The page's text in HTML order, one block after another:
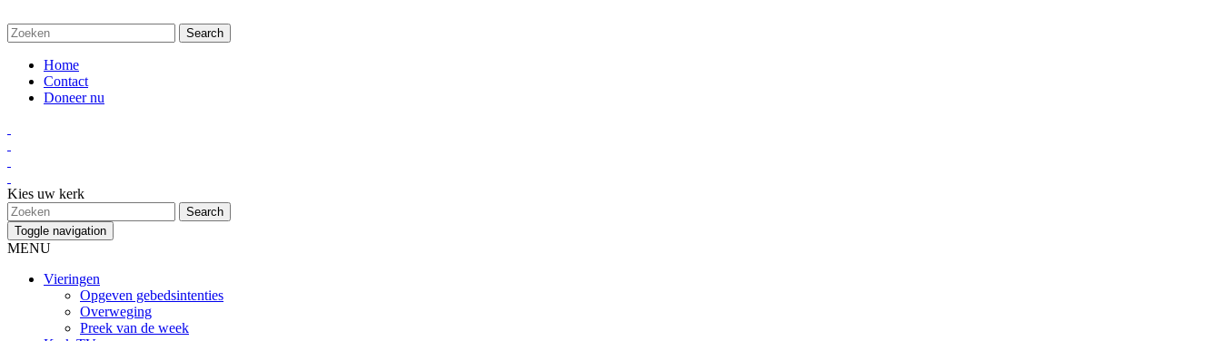
Home
Contact
Doneer nu
Kies uw kerk
Toggle navigation
MENU
Vieringen
Opgeven gebedsintenties
Overweging
Preek van de week